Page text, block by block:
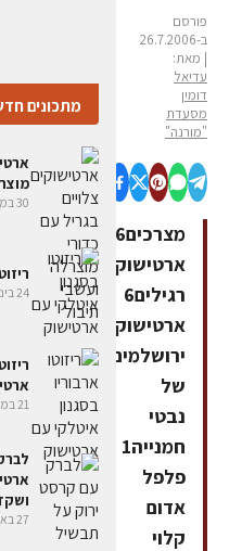
פורסם
ב-26.7.2006
| מאת:
עדיאל
דומין
מסעדת
"מורנה"
מצרכים6
ארטישוקים
רגילים6
ארטישוקים
ירושלמיםקופסא
של
נבטי
חמנייה1
פלפל
אדום
קלוי
מתכונים
30 במרץ 2012
24 בינואר 2010
21 במאי 2013
27 באפריל 2013